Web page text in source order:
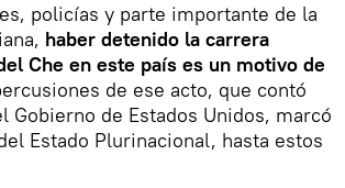
policías y parte importante de la
haber detenido la carrera
Che en este país es un motivo de
de ese acto, que contó
Gobierno de Estados Unidos, marcó
Estado Plurinacional, hasta estos